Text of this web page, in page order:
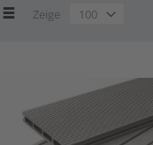
Anzeigen
Zeige